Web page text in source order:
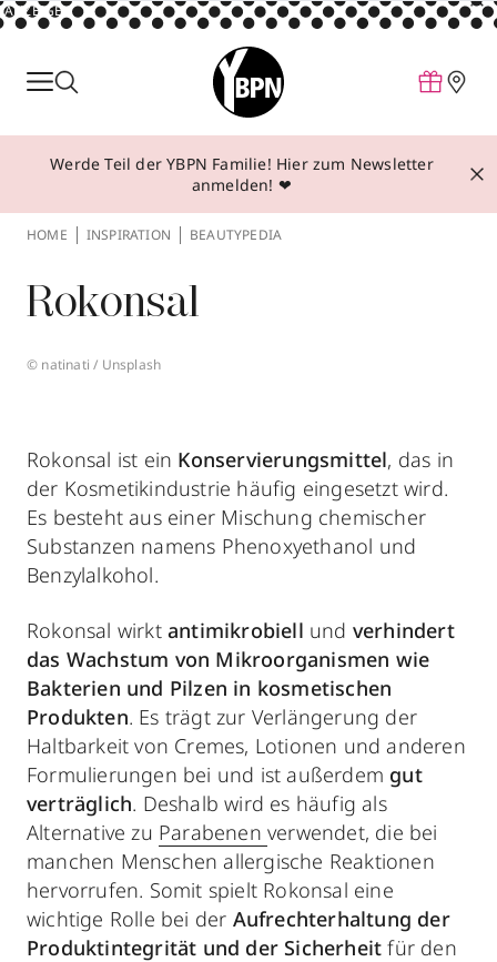
ANZEIGE
Parfum
Make-up
Behandlungen
Über YBPN
Aktionen
Werde Teil der YBPN Familie! Hier zum Newsletter
anmelden! ❤
HOME INSPIRATION BEAUTYPEDIA
Rokonsal
© natinati / Unsplash
Rokonsal ist ein Konservierungsmittel, das in
der Kosmetikindustrie häufig eingesetzt wird.
Es besteht aus einer Mischung chemischer
Substanzen namens Phenoxyethanol und
Benzylalkohol.
Rokonsal wirkt antimikrobiell und verhindert
das Wachstum von Mikroorganismen wie
Bakterien und Pilzen in kosmetischen
Produkten. Es trägt zur Verlängerung der
Haltbarkeit von Cremes, Lotionen und anderen
Formulierungen bei und ist außerdem gut
verträglich. Deshalb wird es häufig als
Alternative zu Parabenen verwendet, die bei
manchen Menschen allergische Reaktionen
hervorrufen. Somit spielt Rokonsal eine
wichtige Rolle bei der Aufrechterhaltung der
Produktintegrität und der Sicherheit für den